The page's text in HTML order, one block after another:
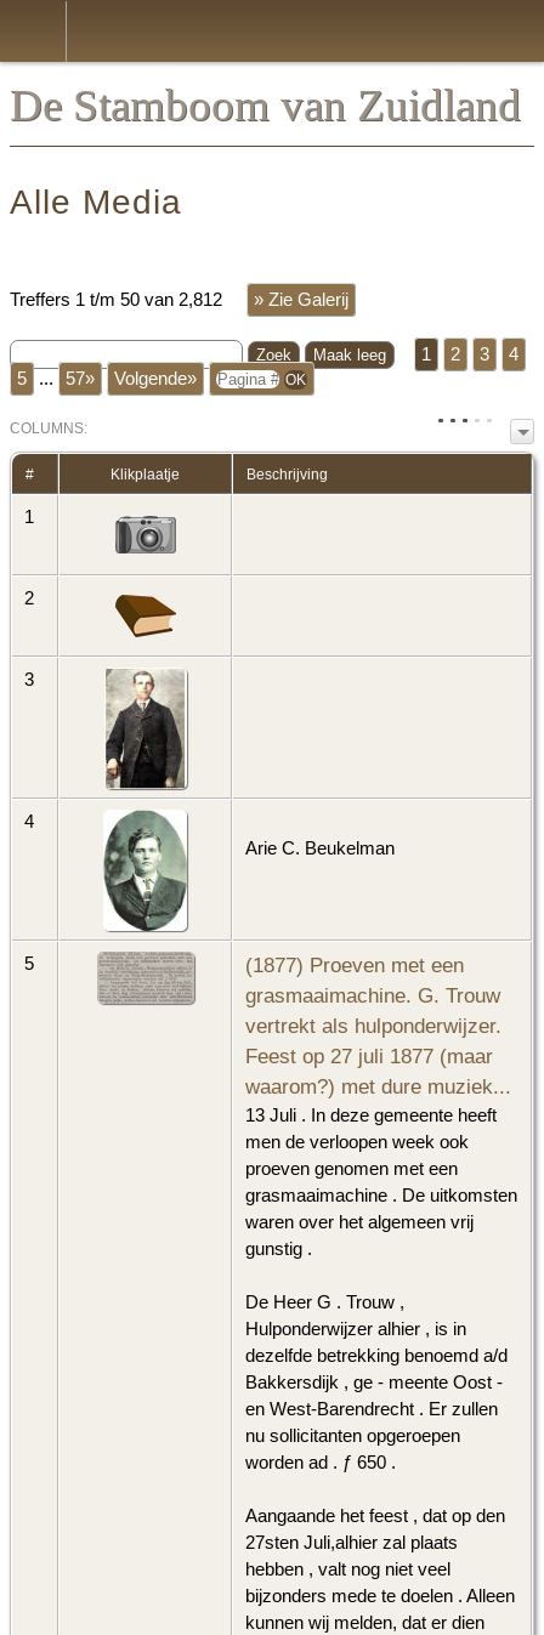
De Stamboom van Zuidland
Alle Media
Treffers 1 t/m 50 van 2,812 » Zie Galerij
1 2 3
4
5
... 57» Volgende»
COLUMNS:
# Klikplaatje Beschrijving
1
2
3
4
Arie C. Beukelman
5
(1877) Proeven met een
grasmaaimachine. G. Trouw
vertrekt als hulponderwijzer.
Feest op 27 juli 1877 (maar
waarom?) met dure muziek...
13 Juli . In deze gemeente heeft
men de verloopen week ook
proeven genomen met een
grasmaaimachine . De uitkomsten
waren over het algemeen vrij
gunstig .
De Heer G . Trouw ,
Hulponderwijzer alhier , is in
dezelfde betrekking benoemd a/d
Bakkersdijk , ge - meente Oost -
en West-Barendrecht . Er zullen
nu sollicitanten opgeroepen
worden ad . ƒ 650 .
Aangaande het feest , dat op den
27sten Juli,alhier zal plaats
hebben , valt nog niet veel
bijzonders mede te doelen . Alleen
kunnen wij melden, dat er dien